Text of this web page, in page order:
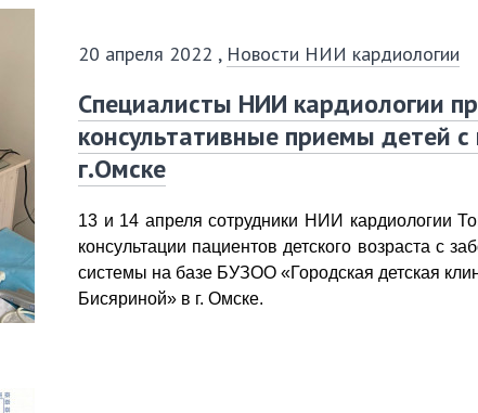
20 апреля 2022 , Новости НИИ кардиологии
Специалисты НИИ кардиологии
консультативные приемы детей
г.Омске
13 и 14 апреля сотрудники НИИ кардиологии
консультации пациентов детского возраста с
системы на базе БУЗОО «Городская детская
Бисяриной» в г. Омске.